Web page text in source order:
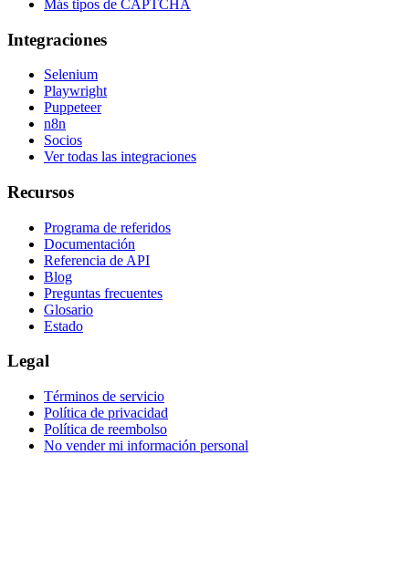
Más tipos de CAPTCHA
Integraciones
Selenium
Playwright
Puppeteer
n8n
Socios
Ver todas las integraciones
Recursos
Programa de referidos
Documentación
Referencia de API
Blog
Preguntas frecuentes
Glosario
Estado
Legal
Términos de servicio
Política de privacidad
Política de reembolso
No vender mi información personal